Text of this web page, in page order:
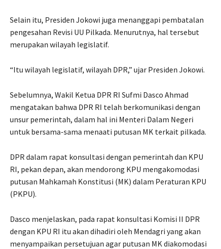
Selain itu, Presiden Jokowi juga menanggapi pembatalan
pengesahan Revisi UU Pilkada. Menurutnya, hal tersebut
merupakan wilayah legislatif.
“Itu wilayah legislatif, wilayah DPR,” ujar Presiden Jokowi.
Sebelumnya, Wakil Ketua DPR RI Sufmi Dasco Ahmad
mengatakan bahwa DPR RI telah berkomunikasi dengan
unsur pemerintah, dalam hal ini Menteri Dalam Negeri
untuk bersama-sama menaati putusan MK terkait pilkada.
DPR dalam rapat konsultasi dengan pemerintah dan KPU
RI, pekan depan, akan mendorong KPU mengakomodasi
putusan Mahkamah Konstitusi (MK) dalam Peraturan KPU
(PKPU).
Dasco menjelaskan, pada rapat konsultasi Komisi II DPR
dengan KPU RI itu akan dihadiri oleh Mendagri yang akan
menyampaikan persetujuan agar putusan MK diakomodasi